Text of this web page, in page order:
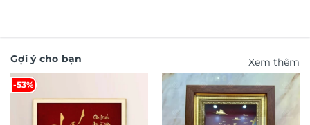
Gợi ý cho bạn Xem thêm
-53%